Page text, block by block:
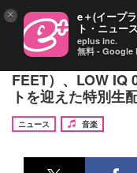
『New Acoustic
FEET）、LOW
トを迎えた特別生
ニュース
音楽
× e＋(イープ
ト・ニュー
eplus inc.
無料 - Google